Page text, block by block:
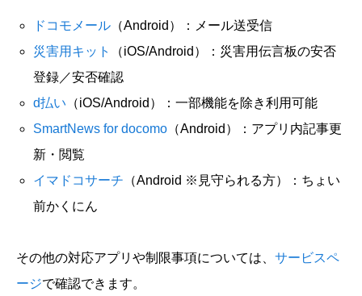
ドコモメール（Android）：メール送受信
災害用キット
（iOS/Android）：災害用伝言板の安否
登録／安否確認
d払い （iOS/Android）：一部機能を除き利用可能
SmartNews for docomo（Android）：アプリ内記事更
新・閲覧
イマドコサーチ （Android ※見守られる方）：ちょい
前かくにん
その他の対応アプリや制限事項については、 サービスペ
ージで確認できます。